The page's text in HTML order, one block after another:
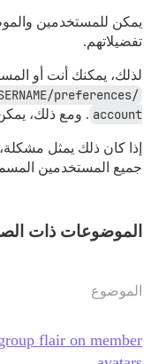
يمكن للمستخدمين
تفضيلاتهم.
لذلك، يمكنك أنت أو
preferences/
account . ومع ذلك،
إذا كان ذلك يمثل
جميع المستخدمين
الموضوعات ذات
الموضوع
flair on member